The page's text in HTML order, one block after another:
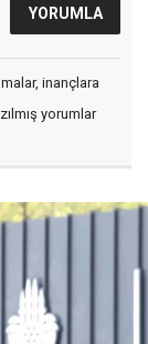
inançlara
yorumlar